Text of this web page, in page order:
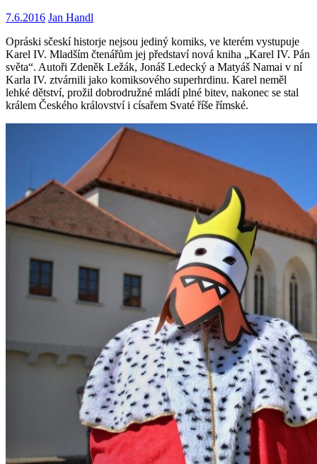
7.6.2016 Jan Handl
Opráski sčeskí historje nejsou jediný komiks, ve kterém vystupuje
Karel IV. Mladším čtenářům jej představí nová kniha „Karel IV. Pán
světa“. Autoři Zdeněk Ležák, Jonáš Ledecký a Matyáš Namai v ní
Karla IV. ztvárnili jako komiksového superhrdinu. Karel neměl
lehké dětství, prožil dobrodružné mládí plné bitev, nakonec se stal
králem Českého království i císařem Svaté říše římské.